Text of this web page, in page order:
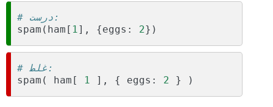
# درست:
spam ( ham [ 1], {eggs : 2})
# غلط:
spam ( ham [ 1 ], { eggs : 2 } )